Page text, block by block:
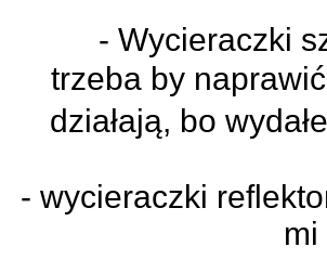
- Wycieraczki
trzeba by
działają, bo
- wycieraczki
mi